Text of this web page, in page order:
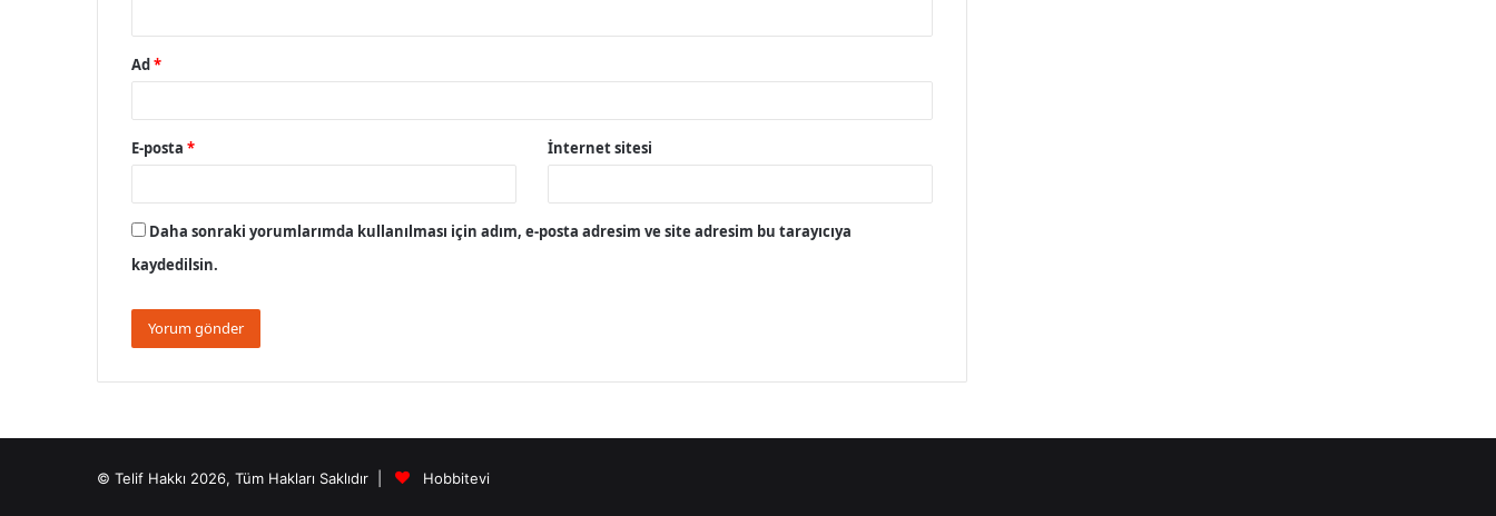
Ad*
E-posta * İnternet sitesi
Daha sonraki yorumlarımda kullanılması için adım, e-posta adresim ve site adresim bu tarayıcıya
kaydedilsin.
© Telif Hakkı 2026, Tüm Hakları Saklıdır | Hobbitevi